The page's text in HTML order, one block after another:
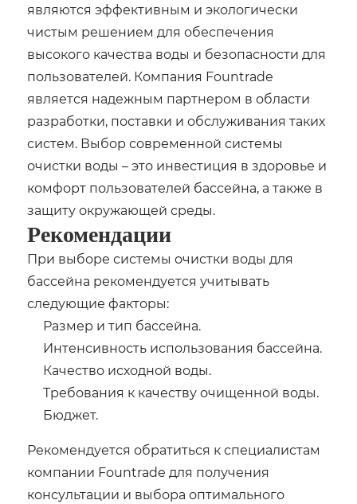
являются эффективным и экологически
чистым решением для обеспечения
высокого качества воды и безопасности для
пользователей. Компания Fountrade
является надежным партнером в области
разработки, поставки и обслуживания таких
систем. Выбор современной системы
очистки воды – это инвестиция в здоровье и
комфорт пользователей бассейна, а также в
защиту окружающей среды.
Рекомендации
При выборе системы очистки воды для
бассейна рекомендуется учитывать
следующие факторы:
Размер и тип бассейна.
Интенсивность использования бассейна.
Качество исходной воды.
Требования к качеству очищенной воды.
Бюджет.
Рекомендуется обратиться к специалистам
компании Fountrade для получения
консультации и выбора оптимального